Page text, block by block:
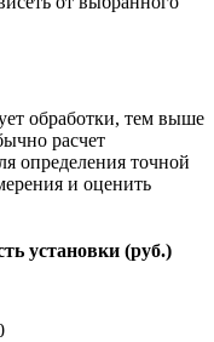
обработки, тем выше
расчет
определения точной
и оценить
установки (руб.)